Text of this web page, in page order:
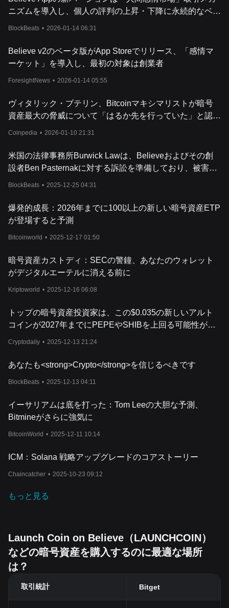
ニズムを導入し、個人の評判の上昇・下降に永続的なベッ
BlockBeats • 2026-01-14 06:31
Believe v2のベータ版がApp Storeでリリース、「感情マ
ーケット」を導入し、最初の対象は創業者
ForesightNews • 2026-01-14 05:55
ヴィタリック・ブテリン、Bitcoinマキシマリストが暗号
資産最大の脅威について「はるか先を行っていた」と認め
Coinpedia • 2026-01-10 21:31
米国の法律事務所Burwick Lawは、Believeおよびその創
設者Ben Pasternakに対する訴訟を準備しており、被害を
BlockBeats • 2025-12-25 04:31
爆発的成長：2026年までに100以上の新しい暗号資産ETP
が登場すると予測
Bitcoinworld • 2025-12-17 01:50
暗号資産カストディ：SECの警鐘、あなたのウォレット
がデジタルエーテルに消える前に
Kriptoworld • 2025-12-16 06:08
トップの暗号資産投資家は、この$0.035の新しいアルト
コインが2027年までにPEPEやSHIBを上回る可能性があ
Cryptodaily • 2025-12-13 21:24
あなたも<strong>Crypto</strong>を信じるべきです
BlockBeats • 2025-12-13 04:11
イーサリアムは底を打った：Tom Leeの大胆な予測、
Bitmineがさらに強気に
BitcoinWorld • 2025-12-11 10:14
ICM：Solana 戦略アップグレードのコアストーリー
Chaincatcher • 2025-10-23 09:12
もっと見る
Launch Coin on Believe（LAUNCHCOIN）
などの暗号資産を購入するのに最適な場所
は？
取引統計 Bitget